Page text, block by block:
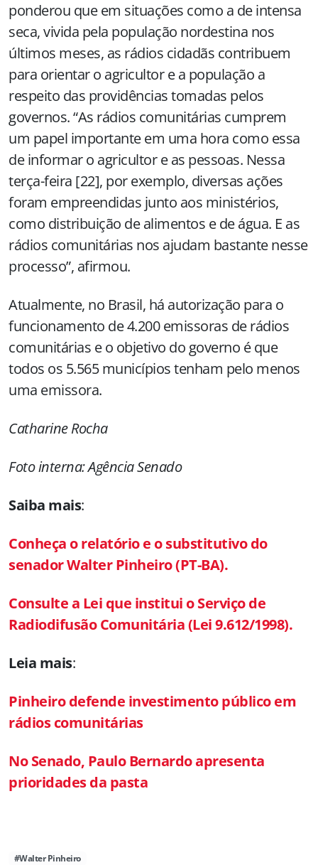
ponderou que em situações como a de intensa
seca, vivida pela população nordestina nos
últimos meses, as rádios cidadãs contribuem
para orientar o agricultor e a população a
respeito das providências tomadas pelos
governos. “As rádios comunitárias cumprem
um papel importante em uma hora como essa
de informar o agricultor e as pessoas. Nessa
terça-feira [22], por exemplo, diversas ações
foram empreendidas junto aos ministérios,
como distribuição de alimentos e de água. E as
rádios comunitárias nos ajudam bastante nesse
processo”, afirmou.
Atualmente, no Brasil, há autorização para o
funcionamento de 4.200 emissoras de rádios
comunitárias e o objetivo do governo é que
todos os 5.565 municípios tenham pelo menos
uma emissora.
Catharine Rocha
Foto interna: Agência Senado
Saiba mais:
Conheça o relatório e o substitutivo do
senador Walter Pinheiro (PT-BA).
Consulte a Lei que institui o Serviço de
Radiodifusão Comunitária (Lei 9.612/1998).
Leia mais:
Pinheiro defende investimento público em
rádios comunitárias
No Senado, Paulo Bernardo apresenta
prioridades da pasta
#Walter Pinheiro